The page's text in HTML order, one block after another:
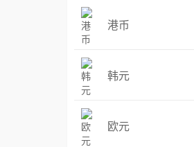
港币
韩元
欧元